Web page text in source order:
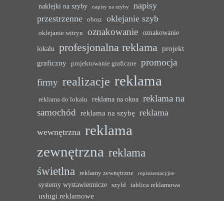
naklejki na szyby
napisy na szyby
napisy
przestrzenne
obraz oklejanie szyb
oklejanie witryn oznakowanie oznakowanie
lokalu profesjonalna reklama projekt
graficzny
projektowanie graficzne
promocja
firmy realizacje reklama
reklama do lokalu reklama na okna reklama na
samochód reklama na szybę reklama
wewnętrzna reklama
zewnętrzna reklama
świetlna
reklamy zewnętrzne reprezentacyjne
systemy wystawiennicze szyld tablica reklamowa
usługi reklamowe